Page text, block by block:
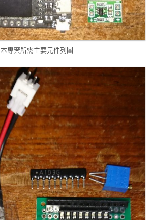
本專案所需主要元件列圖